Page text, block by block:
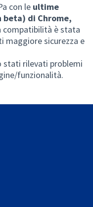
con le ultime
di Chrome,
compatibilità è stata
maggiore sicurezza e
stati rilevati problemi
funzionalità.